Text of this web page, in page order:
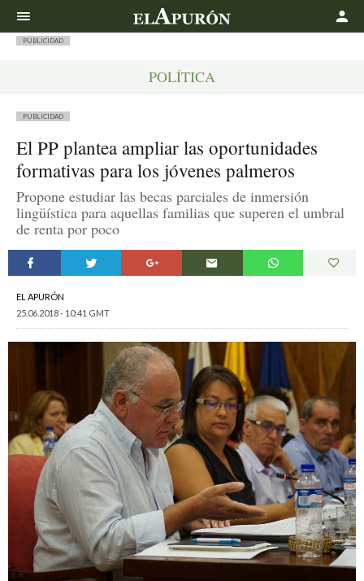
PUBLICIDAD
POLÍTICA
PUBLICIDAD
El PP plantea ampliar las oportunidades
formativas para los jóvenes palmeros
Propone estudiar las becas parciales de inmersión
lingüística para aquellas familias que superen el umbral
de renta por poco
EL APURÓN
25.06.2018 - 10:41 GMT